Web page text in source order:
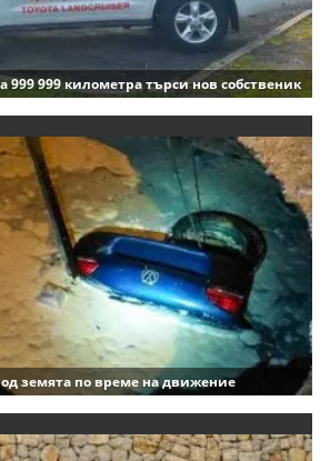
999 999 километра търси нов собственик
земята по време на движение